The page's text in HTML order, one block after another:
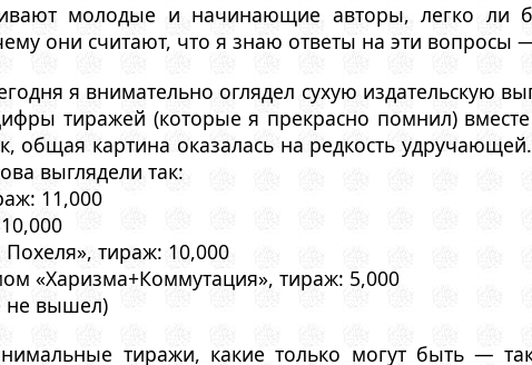
молодые и начинающие авторы, легко ли
они считают, что я знаю ответы на эти вопросы
я внимательно оглядел сухую издательскую
тиражей (которые я прекрасно помнил)
общая картина оказалась на редкость
выглядели так:
11,000
тираж: 10,000
«Харизма+Коммутация», тираж: 5,000
не вышел)
тиражи, какие только могут быть —